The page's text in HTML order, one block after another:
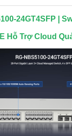
24GT4SFP |
Hỗ Trợ Cloud